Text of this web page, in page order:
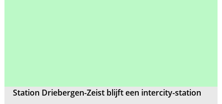
Station Driebergen-Zeist blijft een intercity-station